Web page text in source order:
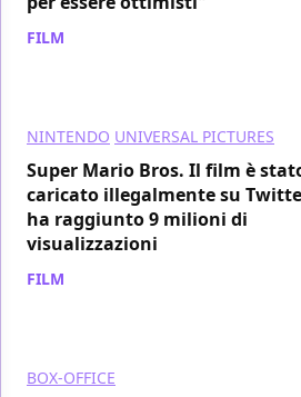
FILM
NINTENDO UNIVERSAL PICTURES
Super Mario Bros. Il film è
caricato illegalmente su
ha raggiunto 9 milioni di
visualizzazioni
FILM
BOX-OFFICE